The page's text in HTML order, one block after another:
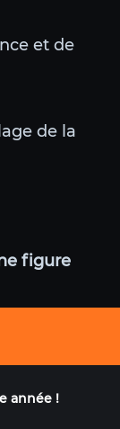
et de
de la
figure
année !